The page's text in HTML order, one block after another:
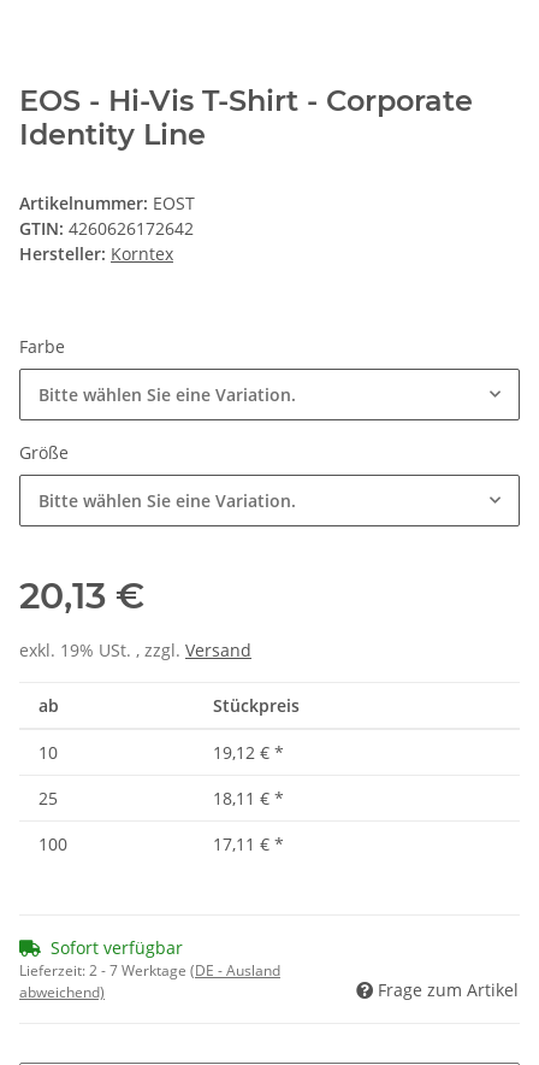
EOS - Hi-Vis T-Shirt - Corporate
Identity Line
Artikelnummer: EOST
GTIN: 4260626172642
Hersteller: Korntex
Farbe
Bitte wählen Sie eine Variation.
Größe
Bitte wählen Sie eine Variation.
20,13 €
exkl. 19% USt. , zzgl. Versand
ab Stückpreis
10 19,12 € *
25
18,11 € *
100
17,11 € *
Sofort verfügbar
Lieferzeit:2 - 7 Werktage (DE - Ausland
abweichend)
Frage zum Artikel